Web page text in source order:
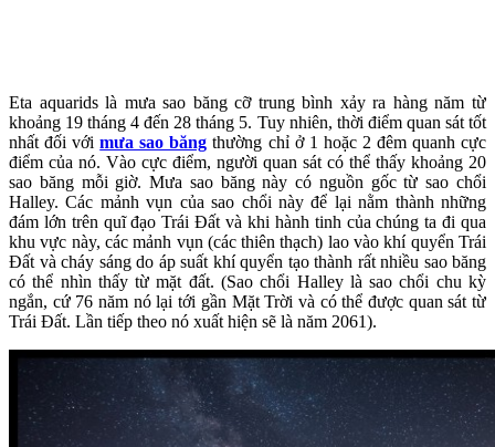
Eta aquarids là mưa sao băng cỡ trung bình xảy ra hàng năm từ
khoảng 19 tháng 4 đến 28 tháng 5. Tuy nhiên, thời điểm quan sát tốt
nhất đối vớimưa sao băng thường chỉ ở 1 hoặc 2 đêm quanh cực
điểm của nó. Vào cực điểm, người quan sát có thể thấy khoảng 20
sao băng mỗi giờ. Mưa sao băng này có nguồn gốc từ sao chổi
Halley. Các mảnh vụn của sao chổi này để lại nằm thành những
đám lớn trên quĩ đạo Trái Đất và khi hành tinh của chúng ta đi qua
khu vực này, các mảnh vụn (các thiên thạch) lao vào khí quyển Trái
Đất và cháy sáng do áp suất khí quyển tạo thành rất nhiều sao băng
có thể nhìn thấy từ mặt đất. (Sao chổi Halley là sao chổi chu kỳ
ngắn, cứ 76 năm nó lại tới gần Mặt Trời và có thể được quan sát từ
Trái Đất. Lần tiếp theo nó xuất hiện sẽ là năm 2061).